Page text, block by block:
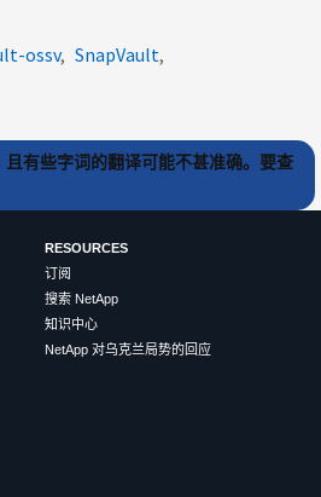
ossv SnapVault
有些字词的翻译可能不甚准确。要查
RESOURCES
订阅
搜索 NetApp
知识中心
NetApp 对乌克兰局势的回应